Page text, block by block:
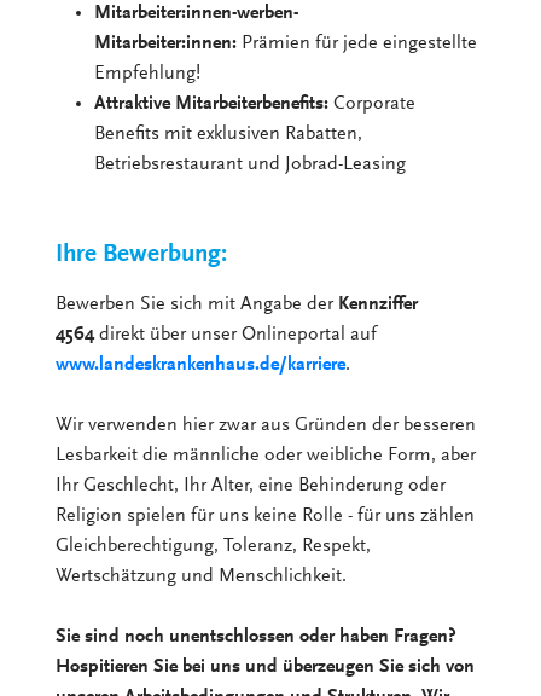
Mitarbeiter:innen-werben-
Mitarbeiter:innen: Prämien für jede eingestellte
Empfehlung!
Attraktive Mitarbeiterbenefits:Corporate
Benefits mit exklusiven Rabatten,
Betriebsrestaurant und Jobrad-Leasing
Ihre Bewerbung:
Bewerben Sie sich mit Angabe der Kennziffer
4564direkt über unser Onlineportal auf
www.landeskrankenhaus.de/karriere.
Wir verwenden hier zwar aus Gründen der besseren
Lesbarkeit die männliche oder weibliche Form, aber
Ihr Geschlecht, Ihr Alter, eine Behinderung oder
Religion spielen für uns keine Rolle - für uns zählen
Gleichberechtigung, Toleranz, Respekt,
Wertschätzung und Menschlichkeit.
Sie sind noch unentschlossen oder haben Fragen?
Hospitieren Sie bei uns und überzeugen Sie sich von